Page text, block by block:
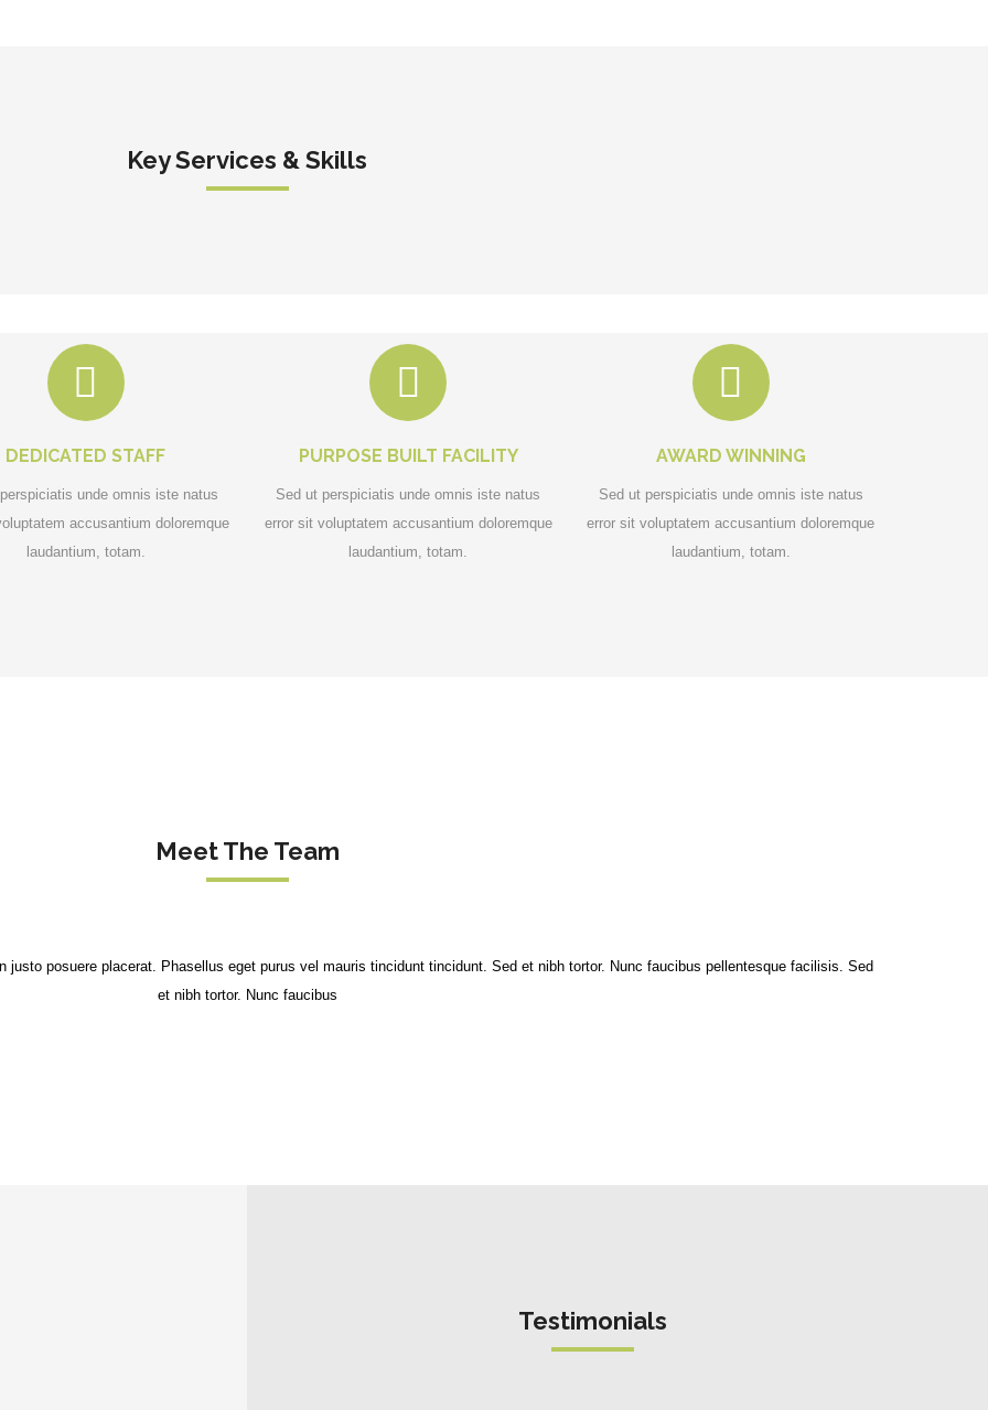
Key Services & Skills
DEDICATED STAFF
unde omnis iste natus
accusantium doloremque
laudantium, totam.
PURPOSE BUILT FACILITY
Sed ut perspiciatis unde omnis iste natus
error sit voluptatem accusantium doloremque
laudantium, totam.
AWARD WINNING
Sed ut perspiciatis unde omnis iste natus
error sit voluptatem accusantium doloremque
laudantium, totam.
Meet The Team
posuere placerat. Phasellus eget purus vel mauris tincidunt tincidunt. Sed et nibh tortor. Nunc faucibus pellentesque facilisis. Sed
et nibh tortor. Nunc faucibus
Testimonials